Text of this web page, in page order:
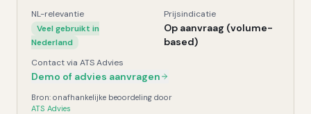
NL-relevantie
Veel gebruikt in
Nederland
Prijsindicatie
Op aanvraag (volume-
based)
Contact via ATS Advies
Demo of advies aanvragen
Bron: onafhankelijke beoordeling door
ATS Advies